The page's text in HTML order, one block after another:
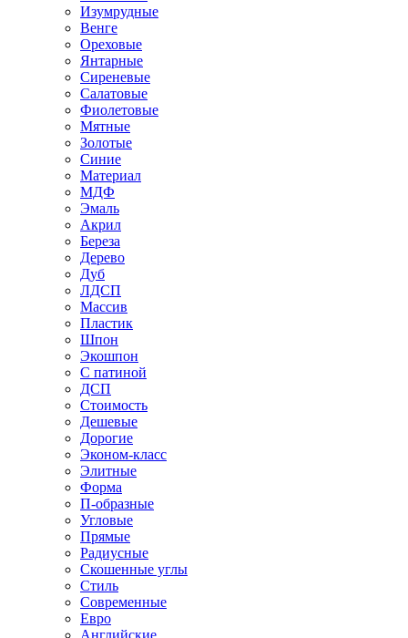
Изумрудные
Венге
Ореховые
Янтарные
Сиреневые
Салатовые
Фиолетовые
Мятные
Золотые
Синие
Материал
МДФ
Эмаль
Акрил
Береза
Дерево
Дуб
ЛДСП
Массив
Пластик
Шпон
Экошпон
С патиной
ДСП
Стоимость
Дешевые
Дорогие
Эконом-класс
Элитные
Форма
П-образные
Угловые
Прямые
Радиусные
Скошенные углы
Стиль
Современные
Евро
Английские